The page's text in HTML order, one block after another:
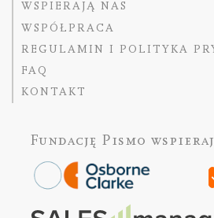
WSPIERAJĄ NAS
WSPÓŁPRACA
REGULAMIN I POLITYKA
FAQ
KONTAKT
Fundację Pismo